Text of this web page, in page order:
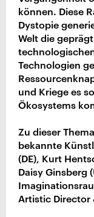
können. Diese
Dystopie
Welt die
Technologien
und Kriege es
Ökosystems
Zu dieser
bekannte
(DE), Kurt
Daisy Ginsberg
Artistic Director